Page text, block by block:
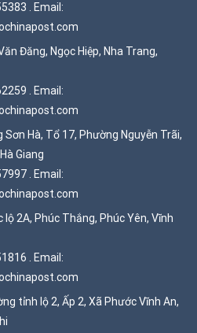
. Email:
Đăng, Ngọc Hiệp, Nha Trang,
. Email:
Sơn Hà, Tổ 17, Phường Nguyễn Trãi,
Giang
. Email:
lộ 2A, Phúc Thắng, Phúc Yên, Vĩnh
. Email:
tỉnh lộ 2, Ấp 2, Xã Phước Vĩnh An,